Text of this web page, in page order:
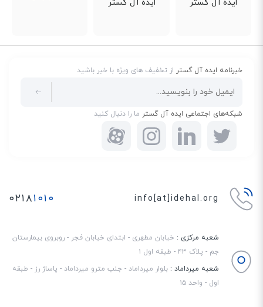
خبرنامه ایده آل گستراز تخفیف های ویژه با خبر باشید
شبکه‌های اجتماعی ایده آل گسترما را دنبال کنید
info[at]idehal.org ۰۲۱۸۱۰۱۰
شعبه مرکزی : خیابان مطهری - ابتدای خیابان فجر - روبروی بیمارستان
جم - پلاک ۴۳ - طبقه اول ۱
شعبه میرداماد : بلوار میرداماد - جنب مترو میرداماد - پاساژ رز - طبقه
اول - واحد ۱۵